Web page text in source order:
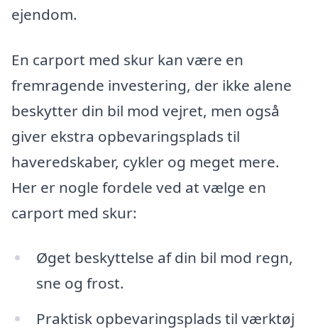
ejendom.
En carport med skur kan være en
fremragende investering, der ikke alene
beskytter din bil mod vejret, men også
giver ekstra opbevaringsplads til
haveredskaber, cykler og meget mere.
Her er nogle fordele ved at vælge en
carport med skur:
Øget beskyttelse af din bil mod regn,
sne og frost.
Praktisk opbevaringsplads til værktøj